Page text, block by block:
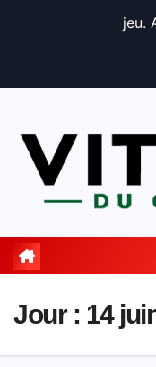
jeu.
Jour : 14